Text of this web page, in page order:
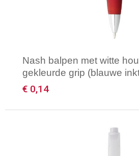
Nash balpen met witte
gekleurde grip (blauwe
€ 0,14